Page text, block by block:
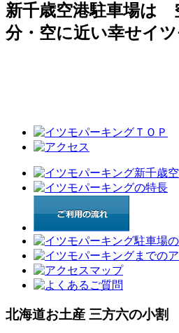
新千歳空港駐車場は
分・空に近い幸せイ
北海道お土産 三方六の小